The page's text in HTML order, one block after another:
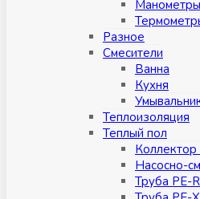
Манометры
Разное
Смесители
Ванна
Кухня
Теплоизоляция
Теплый пол
Насосно-
Труба PE-